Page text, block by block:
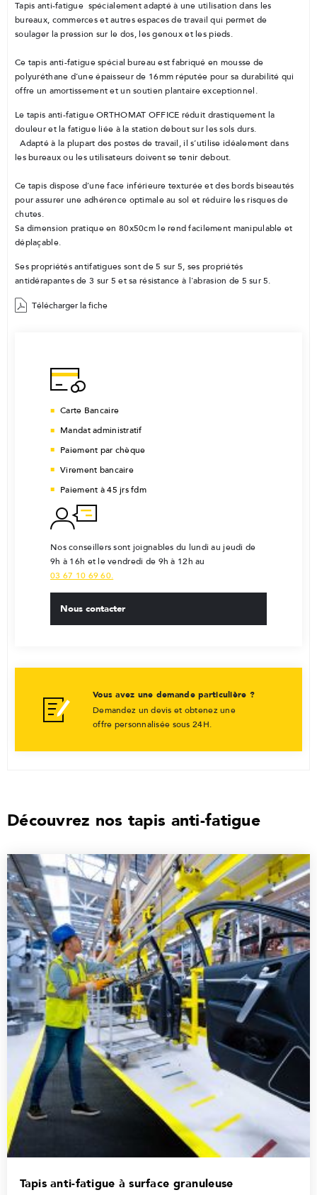
Tapis anti-fatigue spécialement adapté à une utilisation dans les
bureaux, commerces et autres espaces de travail qui permet de
soulager la pression sur le dos, les genoux et les pieds.
Ce tapis anti-fatigue spécial bureau est fabriqué en mousse de
polyuréthane d’une épaisseur de 16mm réputée pour sa durabilité qui
offre un amortissement et un soutien plantaire exceptionnel.
Le tapis anti-fatigue ORTHOMAT OFFICE réduit drastiquement la
douleur et la fatigue liée à la station debout sur les sols durs.
Adapté à la plupart des postes de travail, il s’utilise idéalement dans
les bureaux ou les utilisateurs doivent se tenir debout.
Ce tapis dispose d’une face inférieure texturée et des bords biseautés
pour assurer une adhérence optimale au sol et réduire les risques de
chutes.
Sa dimension pratique en 80x50cm le rend facilement manipulable et
déplaçable.
Ses propriétés antifatigues sont de 5 sur 5, ses propriétés
antidérapantes de 3 sur 5 et sa résistance à l'abrasion de 5 sur 5.
Télécharger la fiche
Carte Bancaire
Mandat administratif
Paiement par chèque
Virement bancaire
Paiement à 45 jrs fdm
Nos conseillers sont joignables du lundi au jeudi de
9h à 16h et le vendredi de 9h à 12h au
03 67 10 69 60.
Nous contacter
Vous avez une demande particulière ?
Demandez un devis et obtenez une
offre personnalisée sous 24H.
Découvrez nos tapis anti-fatigue
Tapis anti-fatigue à surface granuleuse